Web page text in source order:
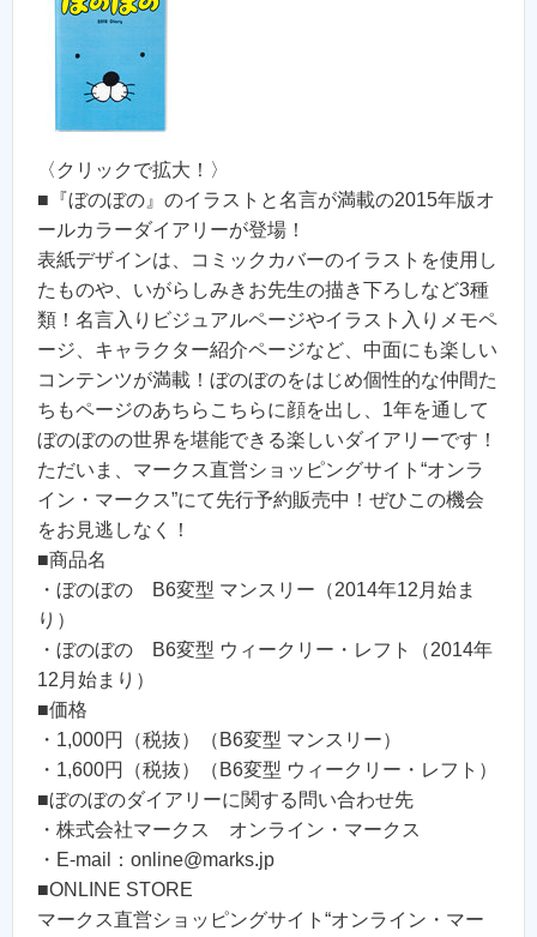
〈クリックで拡大！〉
■『ぼのぼの』のイラストと名言が満載の2015年版オ
ールカラーダイアリーが登場！
表紙デザインは、コミックカバーのイラストを使用し
たものや、いがらしみきお先生の描き下ろしなど3種
類！名言入りビジュアルページやイラスト入りメモペ
ージ、キャラクター紹介ページなど、中面にも楽しい
コンテンツが満載！ぼのぼのをはじめ個性的な仲間た
ちもページのあちらこちらに顔を出し、1年を通して
ぼのぼのの世界を堪能できる楽しいダイアリーです！
ただいま、マークス直営ショッピングサイト“オンラ
イン・マークス”にて先行予約販売中！ぜひこの機会
をお見逃しなく！
■商品名
・ぼのぼの B6変型 マンスリー（2014年12月始ま
り）
・ぼのぼの B6変型 ウィークリー・レフト（2014年
12月始まり）
■価格
・1,000円（税抜）（B6変型 マンスリー）
・1,600円（税抜）（B6変型 ウィークリー・レフト）
■ぼのぼのダイアリーに関する問い合わせ先
・株式会社マークス オンライン・マークス
・E-mail：online@marks.jp
■ONLINE STORE
マークス直営ショッピングサイト“オンライン・マー